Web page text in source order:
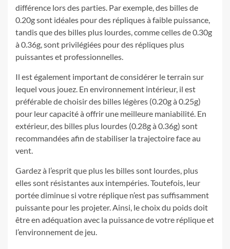
différence lors des parties. Par exemple, des billes de
0.20g sont idéales pour des répliques à faible puissance,
tandis que des billes plus lourdes, comme celles de 0.30g
à 0.36g, sont privilégiées pour des répliques plus
puissantes et professionnelles.
Il est également important de considérer le terrain sur
lequel vous jouez. En environnement intérieur, il est
préférable de choisir des billes légères (0.20g à 0.25g)
pour leur capacité à offrir une meilleure maniabilité. En
extérieur, des billes plus lourdes (0.28g à 0.36g) sont
recommandées afin de stabiliser la trajectoire face au
vent.
Gardez à l’esprit que plus les billes sont lourdes, plus
elles sont résistantes aux intempéries. Toutefois, leur
portée diminue si votre réplique n’est pas suffisamment
puissante pour les projeter. Ainsi, le choix du poids doit
être en adéquation avec la puissance de votre réplique et
l’environnement de jeu.